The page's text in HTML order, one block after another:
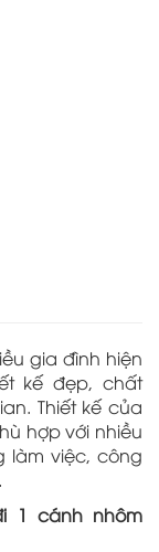
gia đình hiện
kế đẹp, chất
Thiết kế của
hợp với nhiều
làm việc, công
1 cánh nhôm